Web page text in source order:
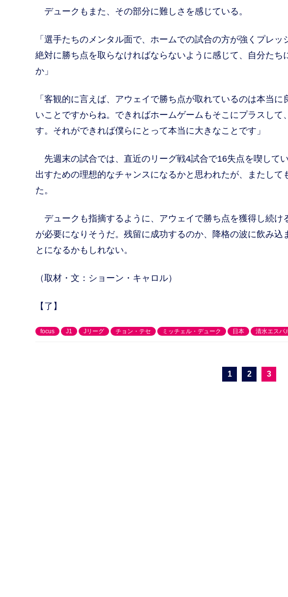
デュークもまた、その部分に難しさを感じている。
「選手たちのメンタル面で、ホームでの試合の方が強くプレ
絶対に勝ち点を取らなければならないように感じて、自分たち
か」
「客観的に言えば、アウェイで勝ち点が取れているのは本当
いことですからね。できればホームゲームもそこにプラスして
す。それができれば僕らにとって本当に大きなことです」
先週末の試合では、直近のリーグ戦4試合で16失点を喫して
出すための理想的なチャンスになるかと思われたが、またし
た。
デュークも指摘するように、アウェイで勝ち点を獲得し続け
が必要になりそうだ。残留に成功するのか、降格の波に飲み
とになるかもしれない。
（取材・文：ショーン・キャロル）
【了】
focus J1 Jリーグ チョン・テセ ミッチェル・デューク 日本 清水エスパ
1 2 3